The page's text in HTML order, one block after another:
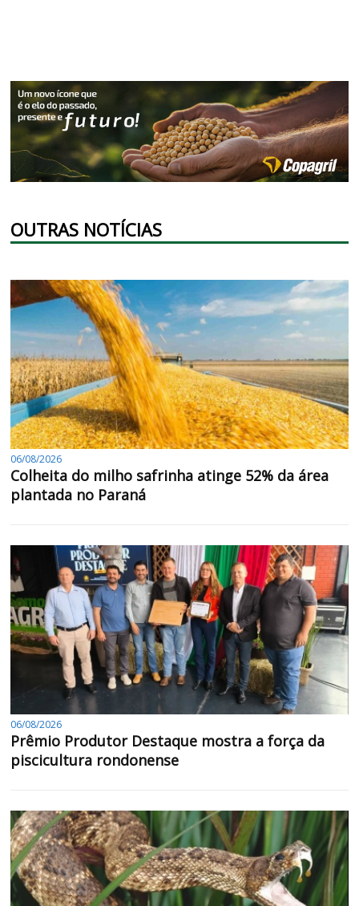
OUTRAS NOTÍCIAS
06/08/2026
Colheita do milho safrinha atinge 52% da área
plantada no Paraná
06/08/2026
Prêmio Produtor Destaque mostra a força da
piscicultura rondonense